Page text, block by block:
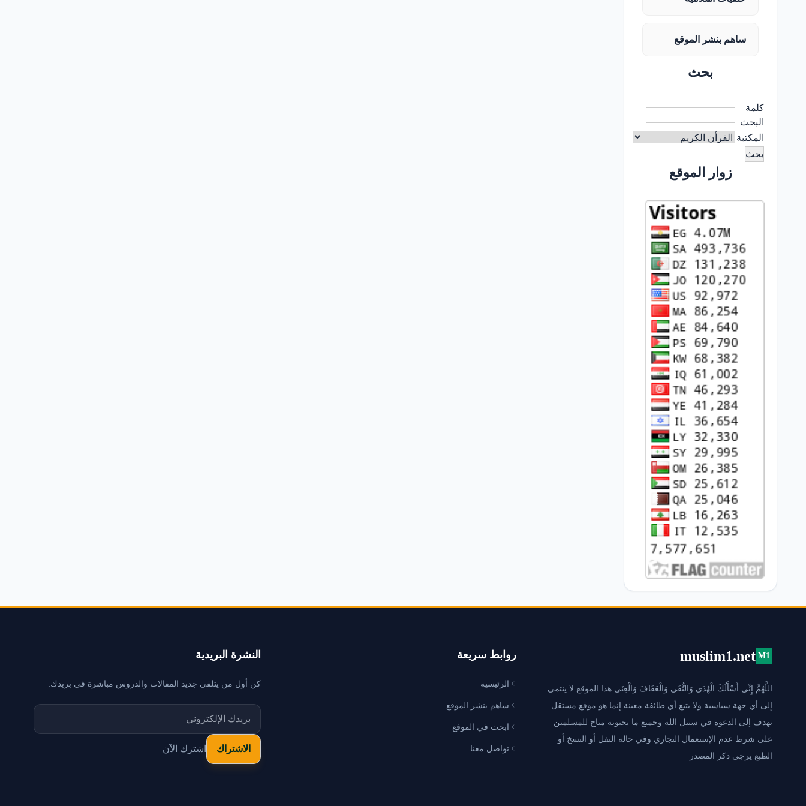
ساهم بنشر الموقع
بحث
كلمة
البحث
المكتبة
زوار الموقع
M1
muslim1.net
اللَّهُمَّ إِنِّي أَسْأَلُكَ الْهُدَى وَالتُّقَى وَالْعَفَافَ وَالْغِنَى هذا الموقع لا ينتمي
إلى أي جهة سياسية ولا يتبع أي طائفة معينة إنما هو موقع مستقل
يهدف إلى الدعوة في سبيل الله وجميع ما يحتويه متاح للمسلمين
على شرط عدم الإستعمال التجاري وفي حالة النقل أو النسخ أو
الطبع يرجى ذكر المصدر
روابط سريعة
الرئيسيه
ساهم بنشر الموقع
ابحث في الموقع
تواصل معنا
النشرة البريدية
كن أول من يتلقى جديد المقالات والدروس مباشرة في بريدك.
اشترك الآن